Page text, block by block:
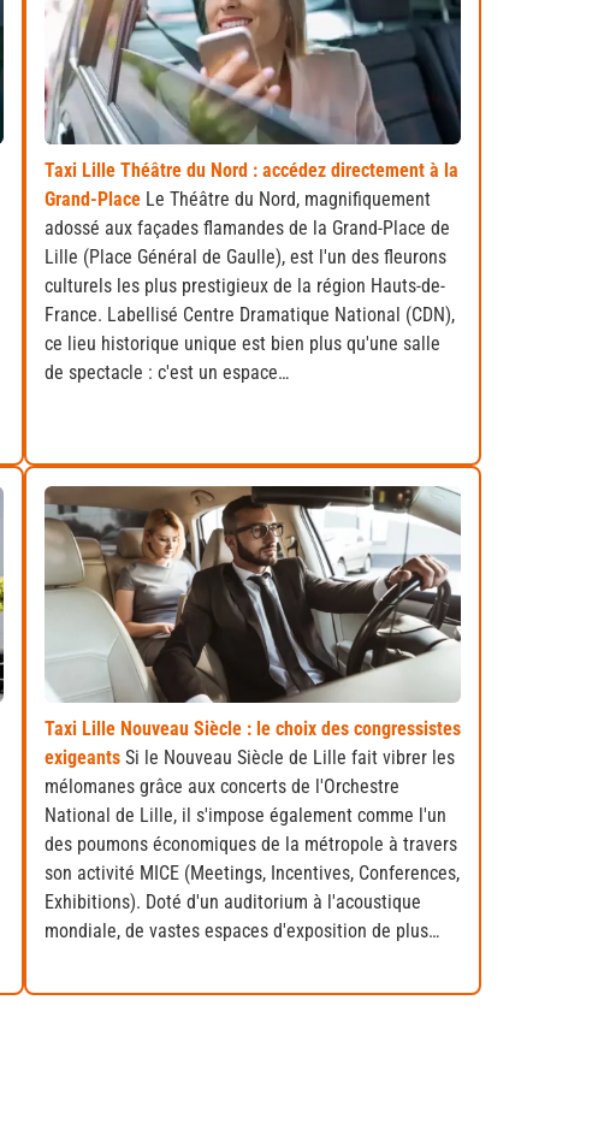
Taxi Lille Théâtre du Nord : accédez directement à la
Grand-Place Le Théâtre du Nord, magnifiquement
adossé aux façades flamandes de la Grand-Place de
Lille (Place Général de Gaulle), est l'un des fleurons
culturels les plus prestigieux de la région Hauts-de-
France. Labellisé Centre Dramatique National (CDN),
ce lieu historique unique est bien plus qu'une salle
de spectacle : c'est un espace…
Taxi Lille Nouveau Siècle : le choix des congressistes
exigeants Si le Nouveau Siècle de Lille fait vibrer les
mélomanes grâce aux concerts de l'Orchestre
National de Lille, il s'impose également comme l'un
des poumons économiques de la métropole à travers
son activité MICE (Meetings, Incentives, Conferences,
Exhibitions). Doté d'un auditorium à l'acoustique
mondiale, de vastes espaces d'exposition de plus…